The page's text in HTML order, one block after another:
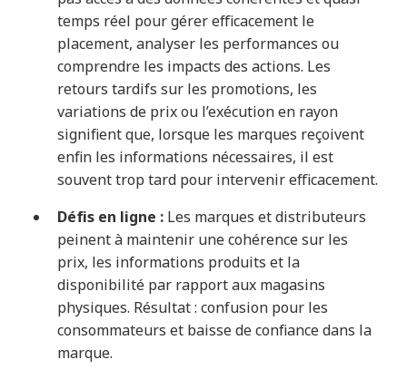
temps réel pour gérer efficacement le
placement, analyser les performances ou
comprendre les impacts des actions. Les
retours tardifs sur les promotions, les
variations de prix ou l’exécution en rayon
signifient que, lorsque les marques reçoivent
enfin les informations nécessaires, il est
souventtrop tard pour intervenir efficacement.
Défis en ligne : Les marques et distributeurs
peinent à maintenir une cohérence sur les
prix, les informations produits et la
disponibilité par rapport aux magasins
physiques. Résultat : confusion pour les
consommateurs et baisse de confiance dans la
marque.